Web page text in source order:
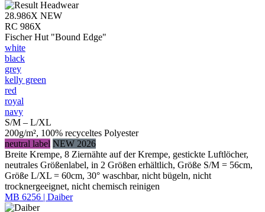
28.986X NEW
RC 986X
Fischer Hut "Bound Edge"
white
black
grey
kelly green
red
royal
navy
S/M – L/XL
200g/m², 100% recyceltes Polyester
neutral label NEW 2026
Breite Krempe, 8 Ziernähte auf der Krempe, gestickte Luftlöcher,
neutrales Größenlabel, in 2 Größen erhältlich, Größe S/M = 56cm,
Größe L/XL = 60cm, 30° waschbar, nicht bügeln, nicht
trocknergeeignet, nicht chemisch reinigen
MB 6256 | Daiber